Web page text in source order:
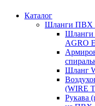
Каталог
Шланги ПВХ
Шланги
AGRO
Шланг
(WIRE
Рукава